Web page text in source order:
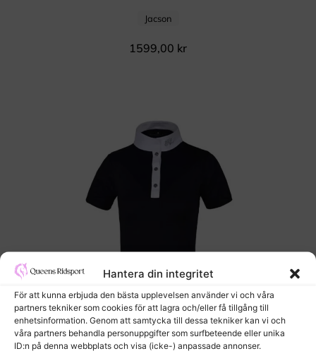
Hantera din integritet
För att kunna erbjuda den bästa upplevelsen använder vi och våra
partners tekniker som cookies för att lagra och/eller få tillgång till
enhetsinformation. Genom att samtycka till dessa tekniker kan vi och
våra partners behandla personuppgifter som surfbeteende eller unika
ID:n på denna webbplats och visa (icke-) anpassade annonser.
Jacson
1599,00 kr